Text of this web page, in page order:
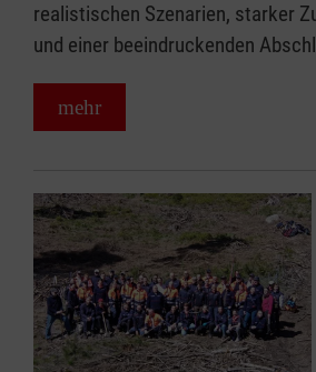
realistischen Szenarien, starker
und einer beeindruckenden
mehr